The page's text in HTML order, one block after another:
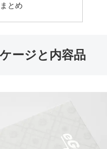
とめ
ージと内容品